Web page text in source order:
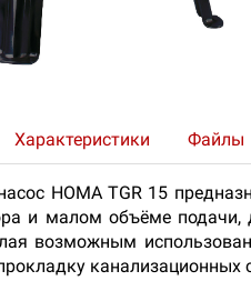
Характеристики Файлы
HOMA TGR 15
и малом объёме подачи,
возможным
канализационных